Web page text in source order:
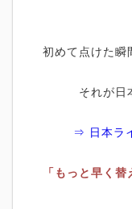
初めて点けた瞬
それが日
⇒ 日本ラ
「もっと早く替